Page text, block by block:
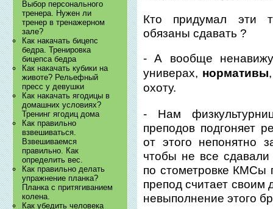
Выбор персонального
тренера. Нужен ли
тренер в тренажерном
зале?
Как накачать бицепс
бедра. Тренировка
бицепса бедра
Как накачать кубики на
животе? Рельефный
пресс у девушки
Как накачать ягодицы в
домашних условиях?
Тренинг ягодиц дома
Как правильно
взвешиваться.
Взвешиваемся
правильно. Как
определить вес.
Как правильно делать
упражнение планка?
Планка с притягиванием
колена.
Как убедить человека
Кто придумал эти
обязаны сдавать ?
- А вообще
универах, нормативы
охоту.
- Нам
преподов подгоняет
от этого непонятно
чтобы не все
по стометровке КМСы
препод считает своим
невыполнение этого